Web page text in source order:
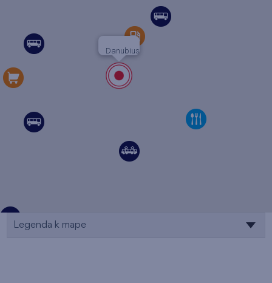
Danubius
Legenda k mape